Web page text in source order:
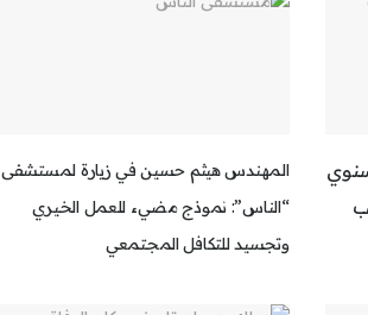
المهندس هيثم حسين في زيارة لمستشفى
“الناس”: نموذج مضيء للعمل الخيري
وتجسيد للتكافل المجتمعي